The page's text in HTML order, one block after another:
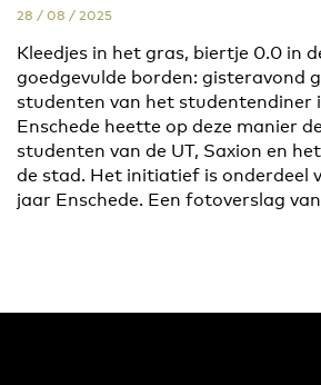
28 / 08 / 2025
Kleedjes in het gras, biertje 0.0 in
goedgevulde borden: gisteravond
studenten van het studentendiner
Enschede heette op deze manier
studenten van de UT, Saxion en
de stad. Het initiatief is onderdeel
jaar Enschede. Een fotoverslag